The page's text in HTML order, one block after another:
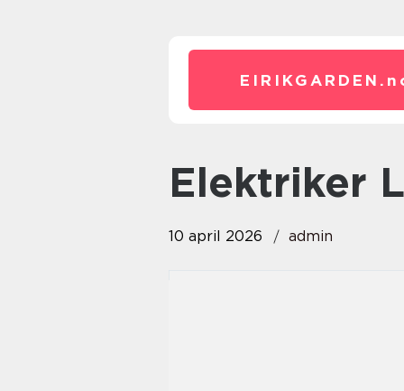
EIRIKGARDEN.
elektriker
10 april 2026 admin